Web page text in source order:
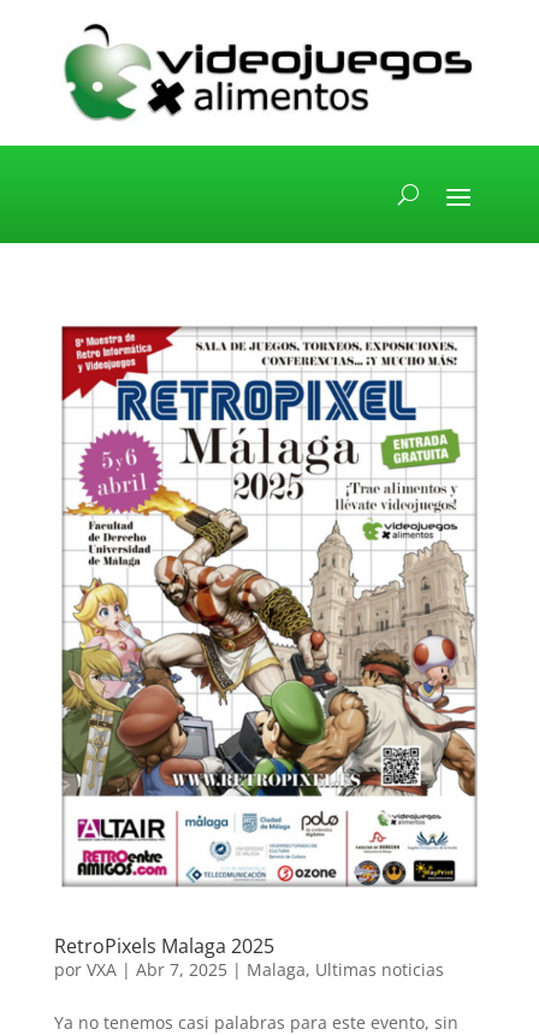
RetroPixels Malaga 2025
por VXA| Abr 7, 2025| Malaga, Ultimas noticias
Ya no tenemos casi palabras para este evento, sin